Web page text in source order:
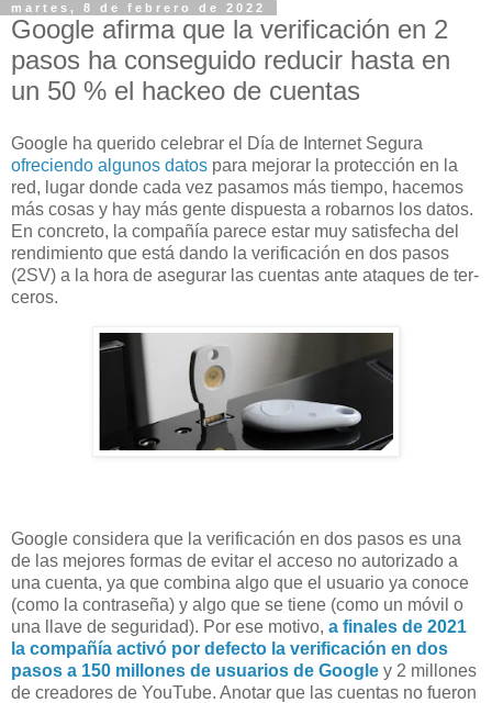
martes, 8 de febrero de 2022
Google afirma que la verificación en 2
pasos ha conseguido reducir hasta en
un 50 % el hackeo de cuentas
Goo­gle ha que­ri­do ce­le­brar el Día de In­ter­net Se­gu­ra
ofreciendo algunos datos para me­jo­rar la pro­tec­ción en la
red, lu­gar don­de cada vez pa­sa­mos más tiem­po, ha­ce­mos
más co­sas y hay más gen­te dis­pues­ta a ro­bar­nos los da­tos.
En con­cre­to, la com­pañía pa­re­ce es­tar muy sa­tis­fe­cha del
ren­di­mien­to que está dan­do la ve­ri­fi­ca­ción en dos pa­sos
(2SV) a la hora de ase­gu­rar las cuen­tas ante ata­ques de ter­
ce­ros.
Google considera que la verificación en dos pasos es una
de las mejores formas de evitar el acceso no autorizado a
una cuenta, ya que combina algo que el usuario ya conoce
(como la contraseña) y algo que se tiene (como un móvil o
una llave de seguridad). Por ese motivo, a finales de 2021
la compañía activó por defecto la verificación en dos
pasos a 150 millones de usuarios de Google y 2 millones
de creadores de YouTube. Anotar que las cuentas no fueron